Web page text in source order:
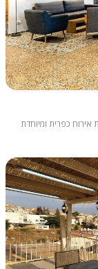
אירוח כפרית ומיוחדת